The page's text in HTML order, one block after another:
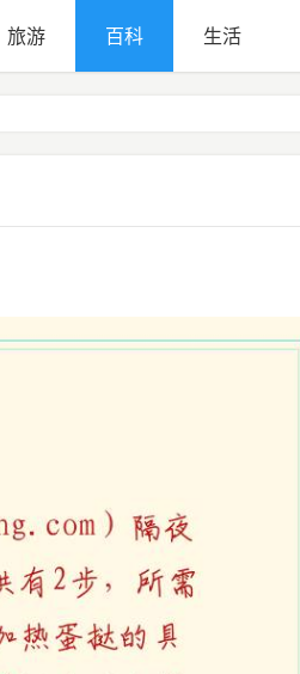
旅游 百科 生活